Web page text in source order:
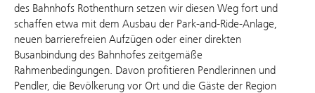
des Bahnhofs Rothenthurn setzen wir diesen Weg fort und
schaffen etwa mit dem Ausbau der Park-and-Ride-Anlage,
neuen barrierefreien Aufzügen oder einer direkten
Busanbindung des Bahnhofes zeitgemäße
Rahmenbedingungen. Davon profitieren Pendlerinnen und
Pendler, die Bevölkerung vor Ort und die Gäste der Region